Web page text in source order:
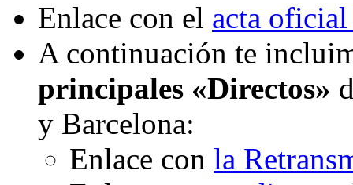
Enlace con el acta
A continuación te
principales «Directos»
y Barcelona:
Enlace con la